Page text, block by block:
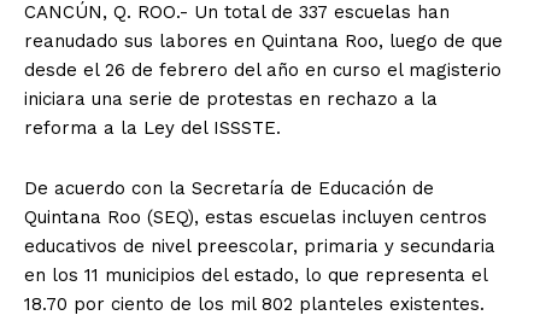
CANCÚN, Q. ROO.- Un total de 337 escuelas han
reanudado sus labores en Quintana Roo, luego de que
desde el 26 de febrero del año en curso el magisterio
iniciara una serie de protestas en rechazo a la
reforma a la Ley del ISSSTE.
De acuerdo con la Secretaría de Educación de
Quintana Roo (SEQ), estas escuelas incluyen centros
educativos de nivel preescolar, primaria y secundaria
en los 11 municipios del estado, lo que representa el
18.70 por ciento de los mil 802 planteles existentes.